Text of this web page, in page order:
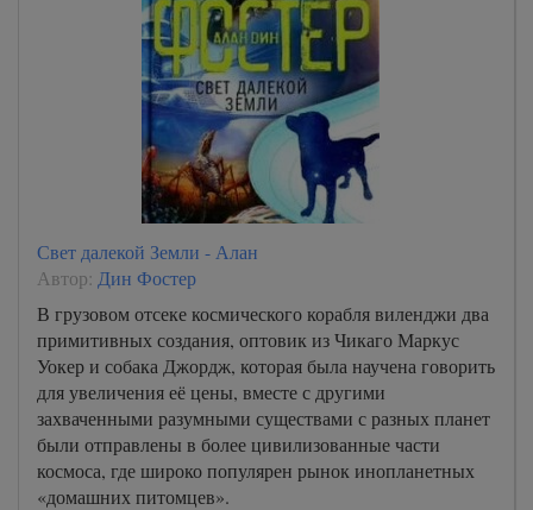
Свет далекой Земли - Алан
Автор: Дин Фостер
В грузовом отсеке космического корабля виленджи два
примитивных создания, оптовик из Чикаго Маркус
Уокер и собака Джордж, которая была научена говорить
для увеличения её цены, вместе с другими
захваченными разумными существами с разных планет
были отправлены в более цивилизованные части
космоса, где широко популярен рынок инопланетных
«домашних питомцев».